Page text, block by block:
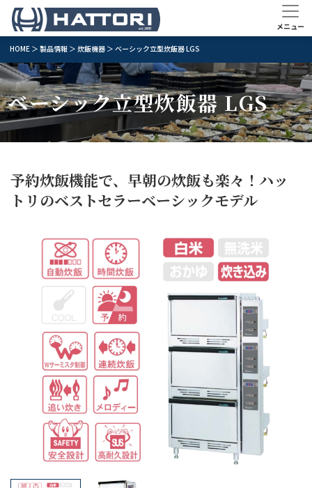
HOME ＞製品情報 ＞炊飯機器 ＞ ベーシック立型炊飯器 LGS
ベーシック立型炊飯器 LGS
予約炊飯機能で、早朝の炊飯も楽々！ハッ
トリのベストセラーベーシックモデル